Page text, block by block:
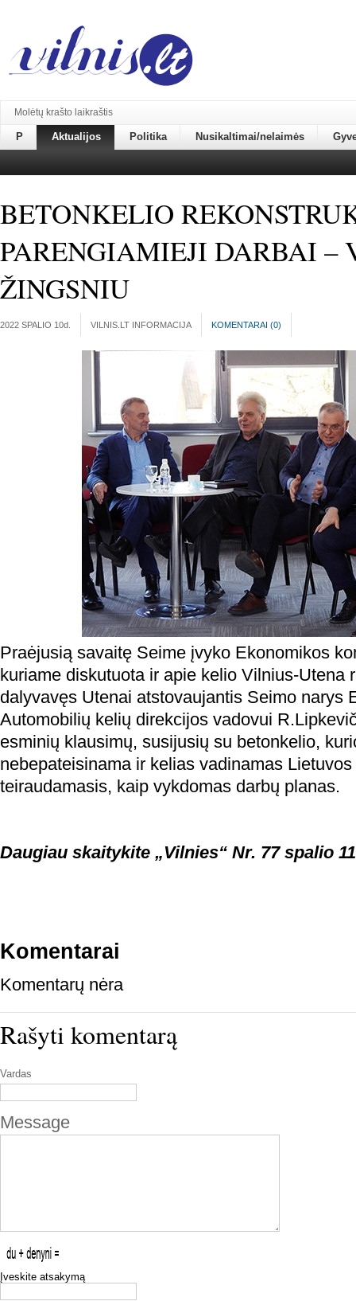
Molėtų krašto laikraštis
P Aktualijos Politika Nusikaltimai/nelaimės
BETONKELIO
PARENGIAMIEJI DARBAI –
ŽINGSNIU
2022 SPALIO 10d. VILNIS.LT INFORMACIJA KOMENTARAI (0)
Praėjusią savaitę Seime įvyko Ekonomikos
kuriame diskutuota ir apie kelio Vilnius-Utena
dalyvavęs Utenai atstovaujantis Seimo narys
Automobilių kelių direkcijos vadovui
esminių klausimų, susijusių su betonkelio,
nebepateisinama ir kelias vadinamas
teiraudamasis, kaip vykdomas darbų planas.
Daugiau skaitykite „Vilnies“ Nr. 77 spalio
Komentarai
Komentarų nėra
Rašyti komentarą
Vardas
Message
Įveskite atsakymą